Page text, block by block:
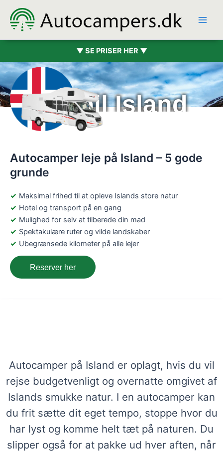
rett
innholdet
▼ SE PRISER HER ▼
Bobil Island
Autocamper leje på Island – 5 gode
grunde
Maksimal frihed til at opleve Islands store natur
Hotel og transport på en gang
Mulighed for selv at tilberede din mad
Spektakulære ruter og vilde landskaber
Ubegrænsede kilometer på alle lejer
Reserver her
Autocamper på Island er oplagt, hvis du vil
rejse budgetvenligt og overnatte omgivet af
Islands smukke natur. I en autocamper kan
du frit sætte dit eget tempo, stoppe hvor du
har lyst og komme helt tæt på naturen. Du
slipper også for at pakke ud hver aften, når